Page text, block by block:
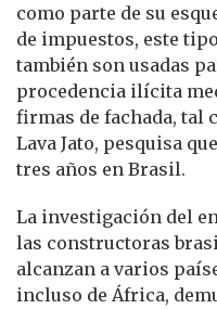
como parte de su
de impuestos, este
también son usadas
procedencia ilícita
firmas de fachada, tal
Lava Jato, pesquisa
tres años en Brasil.
La investigación del
las constructoras
alcanzan a varios
incluso de África,